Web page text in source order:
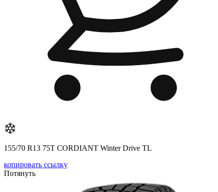
155/70 R13 75T CORDIANT Winter Drive TL
копировать ссылку
Потянуть